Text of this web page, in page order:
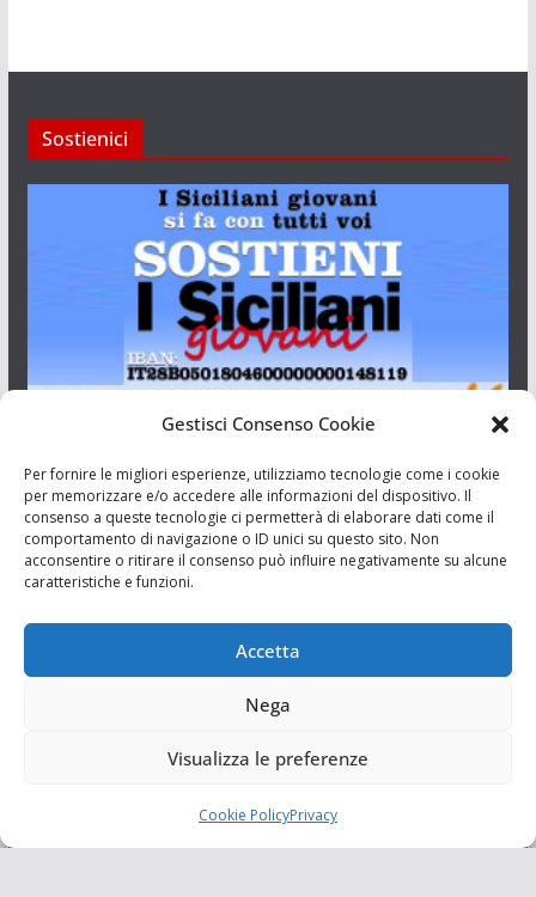
Gestisci Consenso Cookie
Per fornire le migliori esperienze, utilizziamo tecnologie come i cookie
per memorizzare e/o accedere alle informazioni del dispositivo. Il
consenso a queste tecnologie ci permetterà di elaborare dati come il
comportamento di navigazione o ID unici su questo sito. Non
acconsentire o ritirare il consenso può influire negativamente su alcune
caratteristiche e funzioni.
Accetta
Nega
Visualizza le preferenze
Cookie PolicyPrivacy
Sostienici
Aut. del tribunale di Catania n.23/2011 del 20/09/2011 Dir.
Resp. Riccardo Orioles.
Associazione Culturale I Siciliani Giovani
via Randazzo 27 Catania
I Siciliani Giovani. Tutti i diritti riservati.
Tema:ColorMagdi ThemeGrill. Powered byWordPress.